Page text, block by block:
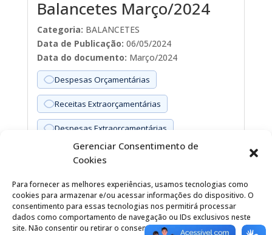
Gerenciar Consentimento de
Cookies
Para fornecer as melhores experiências, usamos tecnologias como
cookies para armazenar e/ou acessar informações do dispositivo. O
consentimento para essas tecnologias nos permitirá processar
dados como comportamento de navegação ou IDs exclusivos neste
site. Não consentir ou retirar o consentimento pode afetar
Balancetes Março/2024
Categoria: BALANCETES
Data de Publicação: 06/05/2024
Data do documento: Março/2024
Despesas Orçamentárias
Receitas Extraorçamentárias
Despesas Extraorçamentárias
Fevereiro/2024
Categoria:BALANCETES
Data de Publicação:01/04/2024
Data do documento:Fevereiro/2024